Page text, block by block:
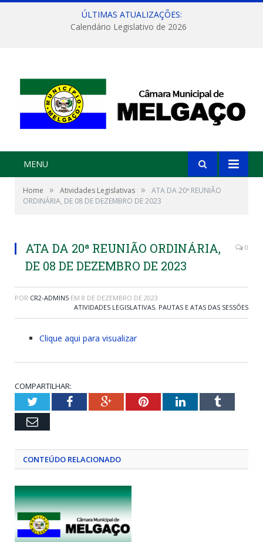
ÚLTIMAS ATUALIZAÇÕES:
Calendário Legislativo de 2026
MENU
Home » Atividades Legislativas »
ATA DA 20ª REUNIÃO
ORDINÁRIA, DE 08 DE DEZEMBRO DE 2023
ATA DA 20ª REUNIÃO ORDINÁRIA,
DE 08 DE DEZEMBRO DE 2023
0
POR CR2-ADMIN5 EM 8 DE DEZEMBRO DE 2023
ATIVIDADES LEGISLATIVAS, PAUTAS E ATAS DAS SESSÕES
Clique aqui para visualizar
COMPARTILHAR:
TwitterFacebookGoogle+PinterestLinkedInTumblr
Email
CONTEÚDO RELACIONADO